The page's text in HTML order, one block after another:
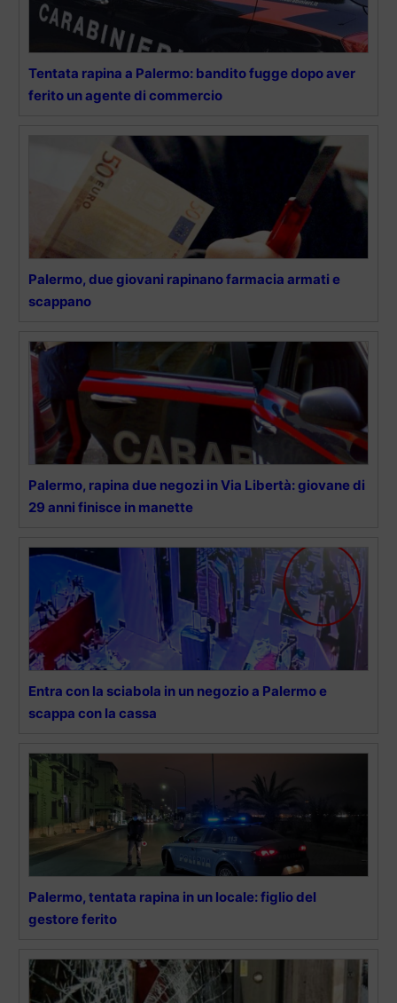
Tentata rapina a Palermo: bandito fugge dopo aver
ferito un agente di commercio
Palermo, due giovani rapinano farmacia armati e
scappano
Palermo, rapina due negozi in Via Libertà: giovane di
29 anni finisce in manette
Entra con la sciabola in un negozio a Palermo e
scappa con la cassa
Palermo, tentata rapina in un locale: figlio del
gestore ferito